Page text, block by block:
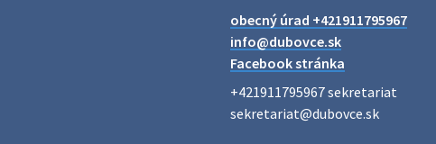
stredu 29. júla 2026 sa v našej obci
uskutoční zber železa. Pracovníci
Obecného úradu budú od 8.00 hod.
obecný úrad +421911795967
info@dubovce.sk
Facebook stránka
+421911795967 sekretariat
sekretariat@dubovce.sk